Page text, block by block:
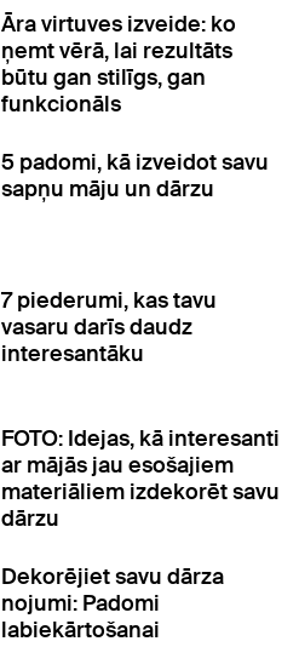
Āra virtuves izveide: ko
ņemt vērā, lai rezultāts
būtu gan stilīgs, gan
funkcionāls
5 padomi, kā izveidot savu
sapņu māju un dārzu
7 piederumi, kas tavu
vasaru darīs daudz
interesantāku
FOTO: Idejas, kā interesanti
ar mājās jau esošajiem
materiāliem izdekorēt savu
dārzu
Dekorējiet savu dārza
nojumi: Padomi
labiekārtošanai